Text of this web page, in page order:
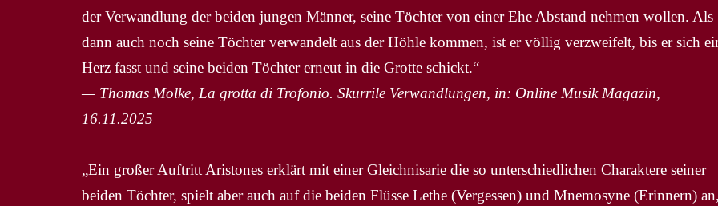
der Verwandlung der beiden jungen Männer, seine Töchter von einer Ehe Abstand nehmen wollen. Als
dann auch noch seine Töchter verwandelt aus der Höhle kommen, ist er völlig verzweifelt, bis er sich
Herz fasst und seine beiden Töchter erneut in die Grotte schickt.“
— Thomas Molke, La grotta di Trofonio. Skurrile Verwandlungen, in: Online Musik Magazin,
16.11.2025
„Ein großer Auftritt Aristones erklärt mit einer Gleichnisarie die so unterschiedlichen Charaktere seiner
beiden Töchter, spielt aber auch auf die beiden Flüsse Lethe (Vergessen) und Mnemosyne (Erinnern)